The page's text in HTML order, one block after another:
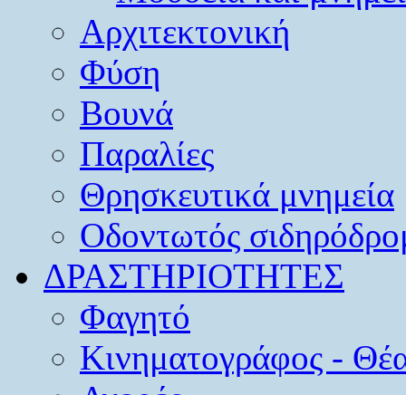
Αρχιτεκτονική
Φύση
Βουνά
Παραλίες
Θρησκευτικά μνημεία
Οδοντωτός
ΔΡΑΣΤΗΡΙΟΤΗΤΕΣ
Φαγητό
Κινηματογράφος -